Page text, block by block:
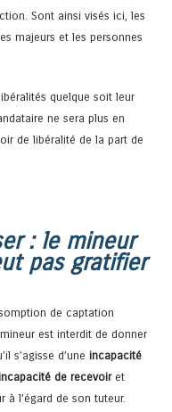
Sont ainsi visés ici, les
majeurs et les personnes
quelque soit leur
ne sera plus en
de libéralité de la part de
: le mineur
pas gratifier
de captation
est interdit de donner
s’agisse d’une incapacité
de recevoiret
l’égard de son tuteur.